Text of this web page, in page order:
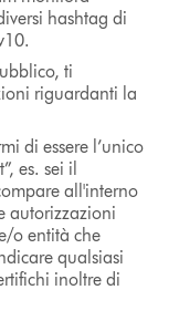
hashtag di
ti
riguardanti la
di essere l’unico
es. sei il
all'interno
autorizzazioni
o entità che
qualsiasi
inoltre di